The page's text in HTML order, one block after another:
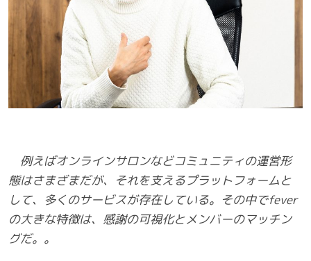
例えばオンラインサロンなどコミュニティの運営形
態はさまざまだが、それを支えるプラットフォームと
して、多くのサービスが存在している。その中でfever
の大きな特徴は、感謝の可視化とメンバーのマッチン
グだ。。